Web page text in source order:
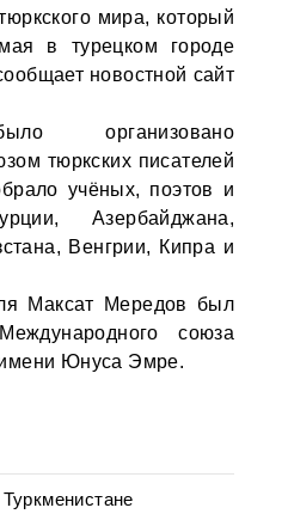
мира, который
в турецком городе
новостной сайт
организовано
тюркских писателей
учёных, поэтов и
Азербайджана,
Венгрии, Кипра и
Максат Мередов был
союза
имени Юнуса Эмре.